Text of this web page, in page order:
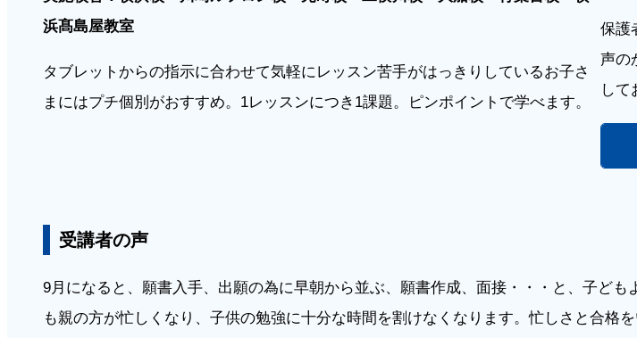
浜髙島屋教室
タブレットからの指示に合わせて気軽にレッスン苦手がはっきりしているお子さ
まにはプチ個別がおすすめ。1レッスンにつき1課題。ピンポイントで学べます。
保護
声の
して
受講者の声
9月になると、願書入手、出願の為に早朝から並ぶ、願書作成、面接・・・と、子ども
も親の方が忙しくなり、子供の勉強に十分な時間を割けなくなります。忙しさと合格を